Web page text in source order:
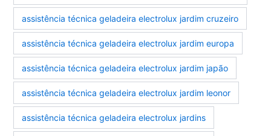
assistência técnica geladeira electrolux jardim cruzeiro
assistência técnica geladeira electrolux jardim europa
assistência técnica geladeira electrolux jardim japão
assistência técnica geladeira electrolux jardim leonor
assistência técnica geladeira electrolux jardins